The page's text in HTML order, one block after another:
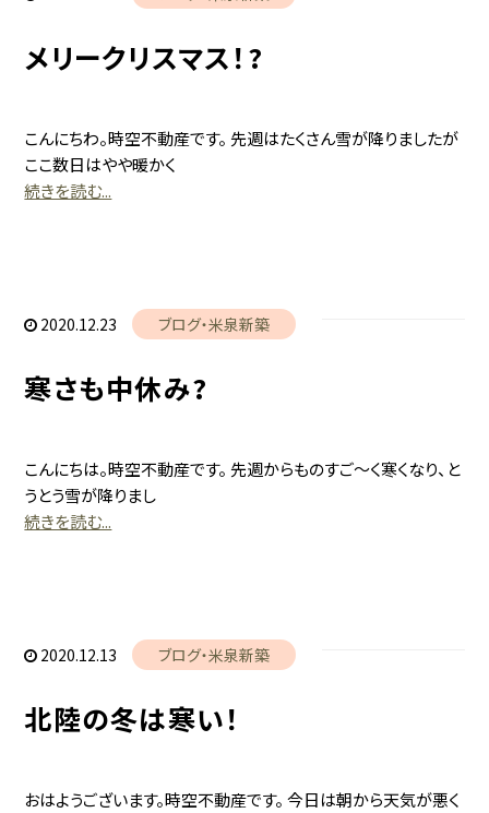
新着情報
賃貸物件
売物件
便利屋じくう
時空まるしぇ
メリークリスマス！?
こんにちわ。時空不動産です。 先週はたくさん雪が降りましたが
ここ数日はやや暖かく
続きを読む...
2020.12.23 ブログ 米泉新築
寒さも中休み?
こんにちは。時空不動産です。 先週からものすご～く寒くなり、と
うとう雪が降りまし
続きを読む...
2020.12.13 ブログ 米泉新築
北陸の冬は寒い！
おはようございます。時空不動産です。 今日は朝から天気が悪く